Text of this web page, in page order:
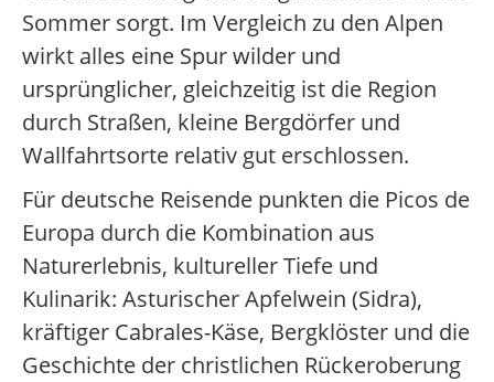
Sommer sorgt. Im Vergleich zu den Alpen
wirkt alles eine Spur wilder und
ursprünglicher, gleichzeitig ist die Region
durch Straßen, kleine Bergdörfer und
Wallfahrtsorte relativ gut erschlossen.
Für deutsche Reisende punkten die Picos de
Europa durch die Kombination aus
Naturerlebnis, kultureller Tiefe und
Kulinarik: Asturischer Apfelwein (Sidra),
kräftiger Cabrales-Käse, Bergklöster und die
Geschichte der christlichen Rückeroberung